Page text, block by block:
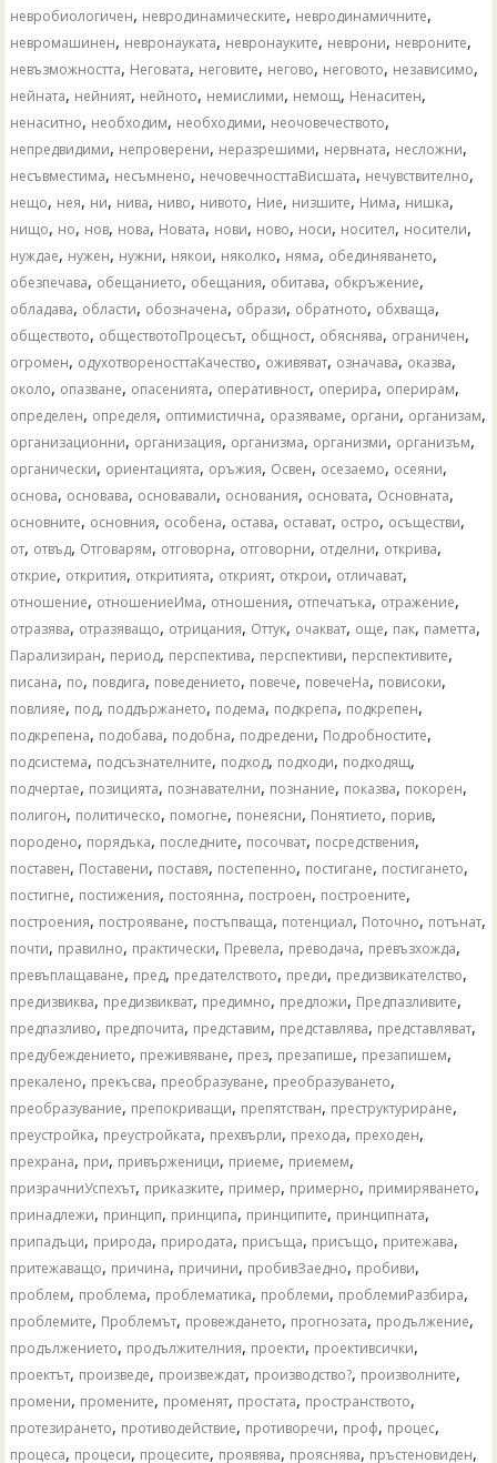
невробиологичен, невродинамическите, невродинамичните,
невромашинен, невронауката, невронауките, неврони, невроните,
невъзможността, Неговата, неговите, негово, неговото, независимо,
нейната, нейният, нейното, немислими, немощ, Ненаситен,
ненаситно, необходим, необходими, неочовечеството,
непредвидими, непроверени, неразрешими, нервната, несложни,
несъвместима, несъмнено, нечовечносттаВисшата, нечувствително,
нещо, нея, ни, нива, ниво, нивото, Ние, низшите, Нима, нишка,
нищо, но, нов, нова, Новата, нови, ново, носи, носител, носители,
нуждае, нужен, нужни, някои, няколко, няма, обединяването,
обезпечава, обещанието, обещания, обитава, обкръжение,
обладава, области, обозначена, образи, обратното, обхваща,
обществото, обществотоПроцесът, общност, обяснява, ограничен,
огромен, одухотвореносттаКачество, оживяват, означава, оказва,
около, опазване, опасенията, оперативност, оперира, оперирам,
определен, определя, оптимистична, оразяваме, органи, организам,
организационни, организация, организма, организми, организъм,
органически, ориентацията, оръжия, Освен, осезаемо, осеяни,
основа, основава, основавали, основания, основата, Основната,
основните, основния, особена, остава, остават, остро, осъществи,
от, отвъд, Отговарям, отговорна, отговорни, отделни, открива,
открие, открития, откритията, открият, открои, отличават,
отношение, отношениеИма, отношения, отпечатъка, отражение,
отразява, отразяващо, отрицания, Оттук, очакват, още, пак, паметта,
Парализиран, период, перспектива, перспективи, перспективите,
писана, по, повдига, поведението, повече, повечеНа, повисоки,
повлияе, под, поддържането, подема, подкрепа, подкрепен,
подкрепена, подобава, подобна, подредени, Подробностите,
подсистема, подсъзнателните, подход, подходи, подходящ,
подчертае, позицията, познавателни, познание, показва, покорен,
полигон, политическо, помогне, понеясни, Понятието, порив,
породено, порядъка, последните, посочват, посредствения,
поставен, Поставени, поставя, постепенно, постигане, постигането,
постигне, постижения, постоянна, построен, построените,
построения, построяване, постъпваща, потенциал, Поточно, потънат,
почти, правилно, практически, Превела, преводача, превъзхожда,
превъплащаване, пред, предателството, преди, предизвикателство,
предизвиква, предизвикват, предимно, предложи, Предпазливите,
предпазливо, предпочита, представим, представлява, представляват,
предубеждението, преживяване, през, презапише, презапишем,
прекалено, прекъсва, преобразуване, преобразуването,
преобразувание, препокриващи, препятстван, преструктуриране,
преустройка, преустройката, прехвърли, прехода, преходен,
прехрана, при, привърженици, приеме, приемем,
призрачниУспехът, приказките, пример, примерно, примиряването,
принадлежи, принцип, принципа, принципите, принципната,
припадъци, природа, природата, присъща, присъщо, притежава,
притежаващо, причина, причини, пробивЗаедно, пробиви,
проблем, проблема, проблематика, проблеми, проблемиРазбира,
проблемите, Проблемът, провеждането, прогнозата, продължение,
продължението, продължителния, проекти, проективсички,
проектът, произведе, произвеждат, производство?, произволните,
промени, промените, променят, простата, пространството,
протезирането, противодействие, противоречи, проф, процес,
процеса, процеси, процесите, проявява, прояснява, пръстеновиден,